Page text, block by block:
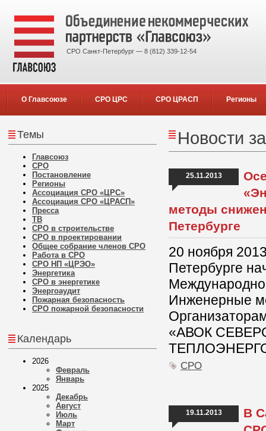
СРО Санкт-Петербург — 8 (812) 339-12-54
О Главсоюзе СРО ЦРС СРО ЦРАСП Регионы
Темы
Главсоюз
СРО
Постановление
Регионы
Ассоциация СРО «ЦРС»
Ассоциация СРО «ЦРАСП»
Пресса
ТВ
СРО в строительстве
СРО в проектировании
Общее собрание членов СРО
Работа в СРО
СРО НП «ЦРЭО»
Энергетика
СРО в энергетике
Энергоаудит
Пожарная безопасность
СРО пожарной безопасности
Календарь
2026
Февраль
Январь
2025
Декабрь
Август
Июль
Март
Новости
25.11.2013
методы
Петербурге
20 ноября
Петербурге
Инженерные
«АВОК
СРО
19.11.2013
В